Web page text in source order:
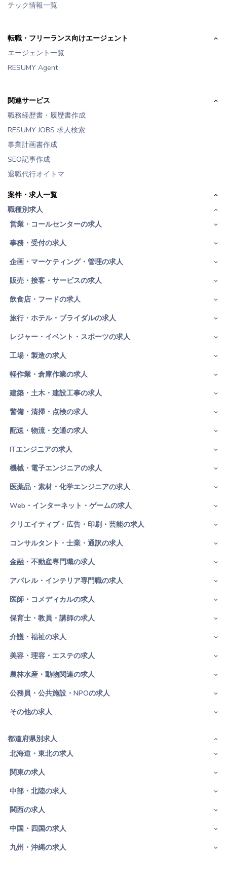
テック情報一覧
転職・フリーランス向けエージェント
エージェント一覧
RESUMY Agent
関連サービス
職務経歴書・履歴書作成
RESUMY JOBS 求人検索
事業計画書作成
SEO記事作成
退職代行オイトマ
案件・求人一覧
職種別求人
営業・コールセンターの求人
事務・受付の求人
企画・マーケティング・管理の求人
販売・接客・サービスの求人
飲食店・フードの求人
旅行・ホテル・ブライダルの求人
レジャー・イベント・スポーツの求人
工場・製造の求人
軽作業・倉庫作業の求人
建築・土木・建設工事の求人
警備・清掃・点検の求人
配送・物流・交通の求人
ITエンジニアの求人
機械・電子エンジニアの求人
医薬品・素材・化学エンジニアの求人
Web・インターネット・ゲームの求人
クリエイティブ・広告・印刷・芸能の求人
コンサルタント・士業・通訳の求人
金融・不動産専門職の求人
アパレル・インテリア専門職の求人
医師・コメディカルの求人
保育士・教員・講師の求人
介護・福祉の求人
美容・理容・エステの求人
農林水産・動物関連の求人
公務員・公共施設・NPOの求人
その他の求人
都道府県別求人
北海道・東北の求人
関東の求人
中部・北陸の求人
関西の求人
中国・四国の求人
九州・沖縄の求人